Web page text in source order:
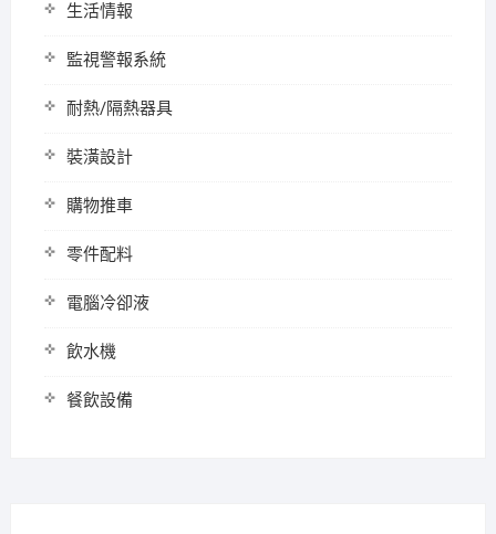
生活情報
監視警報系統
耐熱/隔熱器具
裝潢設計
購物推車
零件配料
電腦冷卻液
飲水機
餐飲設備